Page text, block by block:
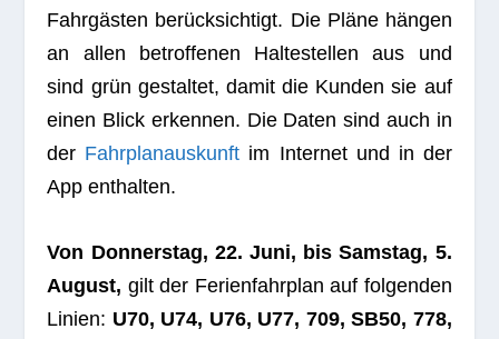
Fahr­gäs­ten berück­sich­tigt. Die Pläne hän­gen
an allen betrof­fe­nen Hal­te­stel­len aus und
sind grün gestal­tet, damit die Kun­den sie auf
einen Blick erken­nen. Die Daten sind auch in
der Fahr­plan­aus­kunft im Inter­net und in der
App enthalten.
Von Don­ners­tag, 22. Juni, bis Sams­tag, 5.
August, gilt der Feri­en­fahr­plan auf fol­gen­den
Linien: U70, U74, U76, U77, 709, SB50, 778,